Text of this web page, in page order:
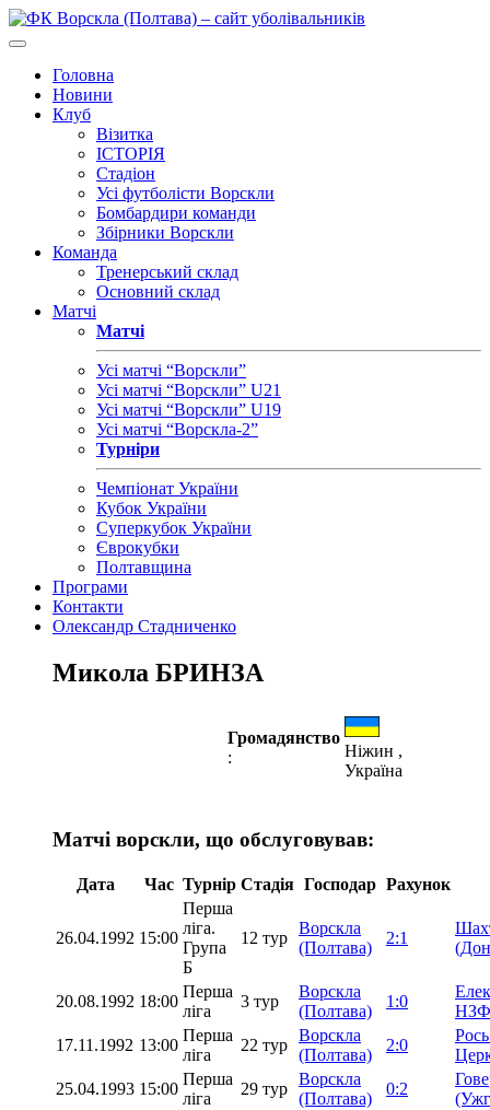
Головна
Новини
Клуб
Візитка
ІСТОРІЯ
Стадіон
Усі футболісти Ворскли
Бомбардири команди
Збірники Ворскли
Команда
Тренерський склад
Основний склад
Матчі
Матчі
Усі матчі “Ворскли”
Усі матчі “Ворскли” U21
Усі матчі “Ворскли” U19
Усі матчі “Ворскла-2”
Турніри
Чемпіонат України
Кубок України
Суперкубок України
Єврокубки
Полтавщина
Програми
Контакти
Олександр Стадниченко
Микола БРИНЗА
Громадянство
:
Ніжин ,
Україна
Матчі ворскли, що обслуговував:
Дата Час Турнір Стадія Господар Рахунок
26.04.1992 15:00
Перша
ліга.
Група
Б
12 тур
Ворскла
(Полтава)
2:1
20.08.1992 18:00
Перша
ліга
3 тур
Ворскла
(Полтава)
1:0
НЗФ
17.11.1992 13:00
Перша
ліга
22 тур
Ворскла
(Полтава)
2:0
25.04.1993 15:00
Перша
ліга
29 тур
Ворскла
(Полтава)
0:2